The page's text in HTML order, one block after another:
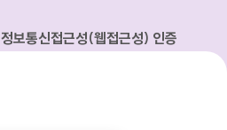
정보통신접근성(웹접근성) 인증